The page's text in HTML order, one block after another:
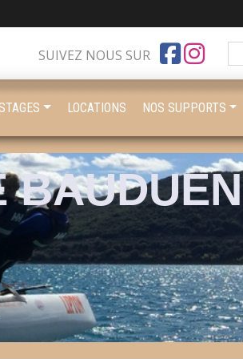
BAUDUEN
SUIVEZ NOUS SUR
STAGES LOCATIONS NOS SUPPORTS